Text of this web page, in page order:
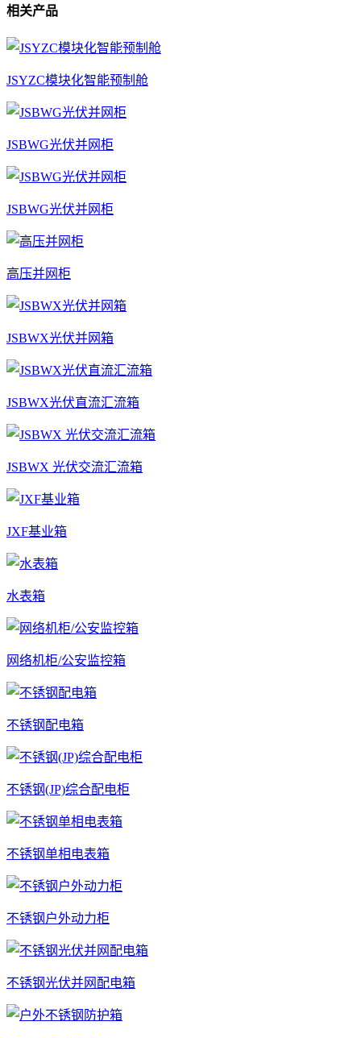
相关产品
JSYZC模块化智能预制舱
JSBWG光伏并网柜
JSBWG光伏并网柜
高压并网柜
JSBWX光伏并网箱
JSBWX光伏直流汇流箱
JSBWX 光伏交流汇流箱
JXF基业箱
水表箱
网络机柜/公安监控箱
不锈钢配电箱
不锈钢(JP)综合配电柜
不锈钢单相电表箱
不锈钢户外动力柜
不锈钢光伏并网配电箱